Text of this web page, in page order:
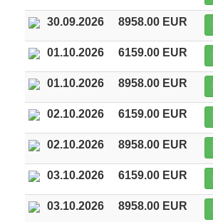
30.09.2026 8958.00 EUR
01.10.2026 6159.00 EUR
01.10.2026 8958.00 EUR
02.10.2026 6159.00 EUR
02.10.2026 8958.00 EUR
03.10.2026 6159.00 EUR
03.10.2026 8958.00 EUR